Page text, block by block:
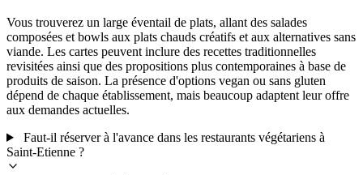
Vous trouverez un large éventail de plats, allant des salades
composées et bowls aux plats chauds créatifs et aux alternatives sans
viande. Les cartes peuvent inclure des recettes traditionnelles
revisitées ainsi que des propositions plus contemporaines à base de
produits de saison. La présence d'options vegan ou sans gluten
dépend de chaque établissement, mais beaucoup adaptent leur offre
aux demandes actuelles.
Faut-il réserver à l'avance dans les restaurants végétariens à
Saint-Etienne ?